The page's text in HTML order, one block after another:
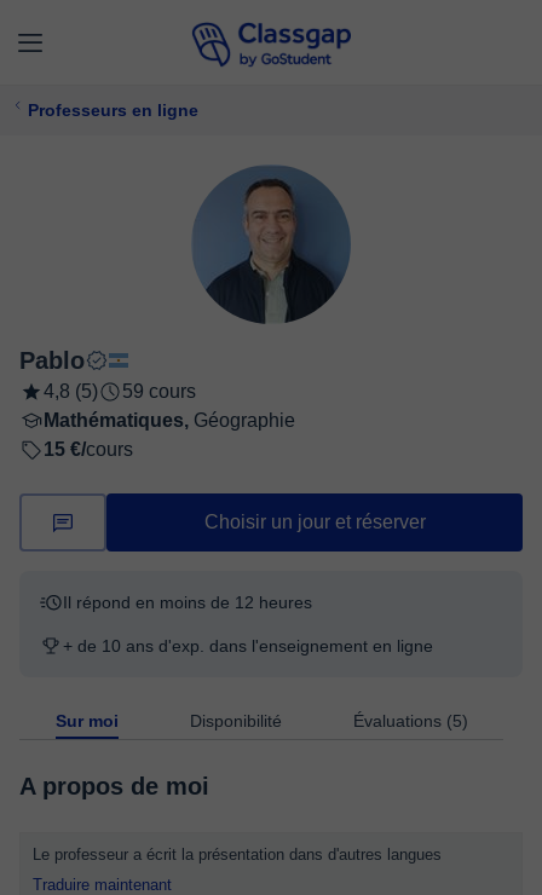
Professeurs en ligne
Pablo
4,8 (5)
59 cours
Mathématiques, Géographie
15 €/cours
Choisir un jour et réserver
Il répond en moins de 12 heures
+ de 10 ans d'exp. dans l'enseignement en ligne
Sur moi Disponibilité Évaluations (5)
A propos de moi
Le professeur a écrit la présentation dans d'autres langues
Traduire maintenant